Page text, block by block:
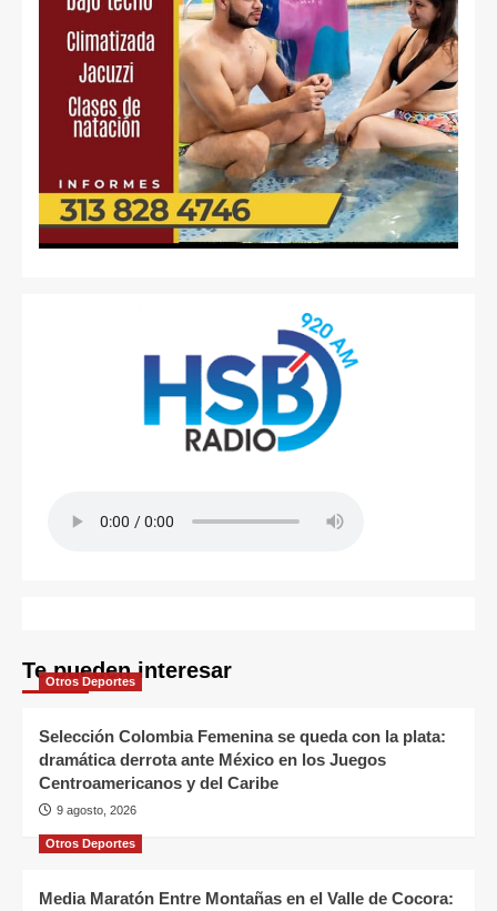
Te pueden interesar
Otros Deportes
Selección Colombia Femenina se queda con la plata:
dramática derrota ante México en los Juegos
Centroamericanos y del Caribe
9 agosto, 2026
Otros Deportes
Media Maratón Entre Montañas en el Valle de Cocora: